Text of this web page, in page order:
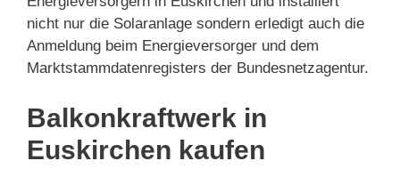
nicht nur die Solaranlage sondern erledigt auch die
Anmeldung beim Energieversorger und dem
Marktstammdatenregisters der Bundesnetzagentur.
Balkonkraftwerk in
Euskirchen kaufen